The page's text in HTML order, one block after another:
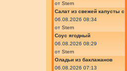
от Stern
Салат из свежей капусты
06.08.2026 08:34
от Stern
Соус ягодный
06.08.2026 08:29
от Stern
Оладьи из баклажанов
06.08.2026 07:13